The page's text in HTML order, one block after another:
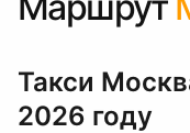
Такси
2026 году